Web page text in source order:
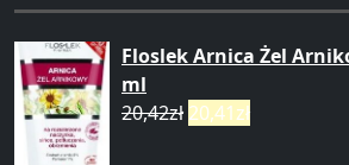
Floslek Arnica Żel
ml
20,42zł 20,41zł